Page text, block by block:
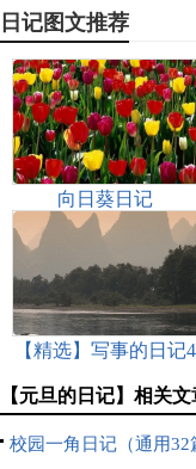
日记图文推荐
向日葵日记
【精选】写事的日记4
【元旦的日记】相关文
校园一角日记（通用32